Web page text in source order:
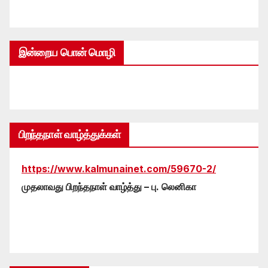
இன்றைய பொன் மொழி
பிறந்தநாள் வாழ்த்துக்கள்
https://www.kalmunainet.com/59670-2/
முதலாவது பிறந்தநாள் வாழ்த்து – பு. லெனிகா